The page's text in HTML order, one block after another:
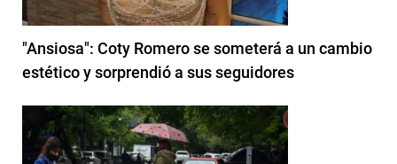
"Ansiosa": Coty Romero se someterá a un cambio
estético y sorprendió a sus seguidores